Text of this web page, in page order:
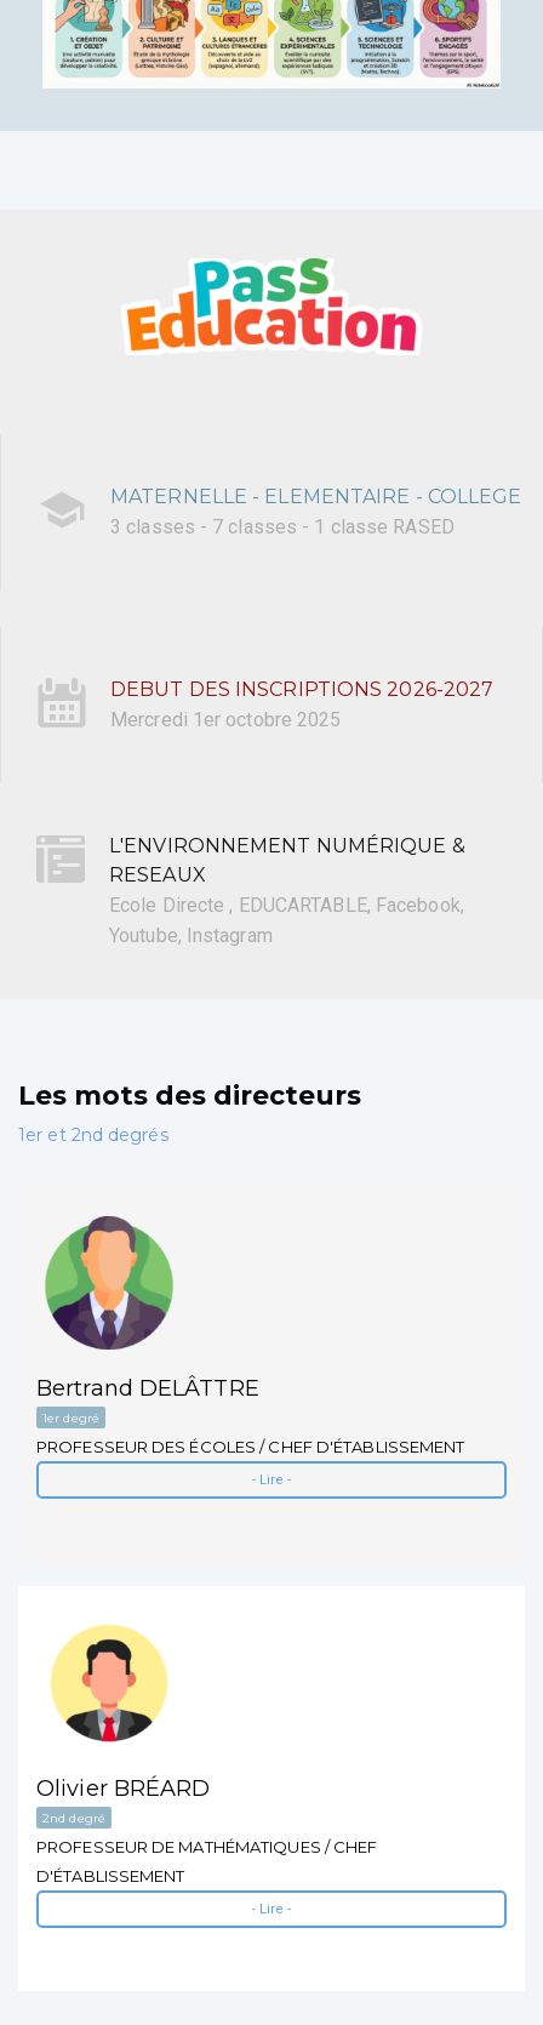
MATERNELLE - ELEMENTAIRE - COLLEGE
3 classes - 7 classes - 1 classe RASED
DEBUT DES INSCRIPTIONS 2026-2027
Mercredi 1er octobre 2025
L'ENVIRONNEMENT NUMÉRIQUE &
RESEAUX
Ecole Directe , EDUCARTABLE, Facebook,
Youtube, Instagram
Les mots des directeurs
1er et 2nd degrés
Bertrand DELÂTTRE
1er degré
PROFESSEUR DES ÉCOLES / CHEF D'ÉTABLISSEMENT
- Lire -
Olivier BRÉARD
2nd degré
PROFESSEUR DE MATHÉMATIQUES / CHEF
D'ÉTABLISSEMENT
- Lire -